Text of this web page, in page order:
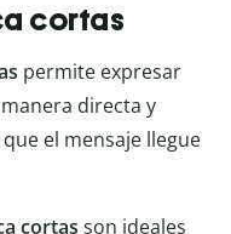
cortas
permite expresar
directa y
el mensaje llegue
cortas son ideales